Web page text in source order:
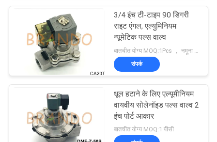
प्रशीतन सोलोनाइड वाल्व
485
3/4 इंच टी-टाइप 90 डिगरी
राइट एंगल, एल्युमिनियम
न्यूमेटिक पल्स वाल्व
संपर्क
धूल हटाने के लिए एल्यूमीनियम
वायवीय सोलेनॉइड पल्स वाल्व 2
इंच पोर्ट आकार
बातचीत योग्य MOQ:1 पीसी